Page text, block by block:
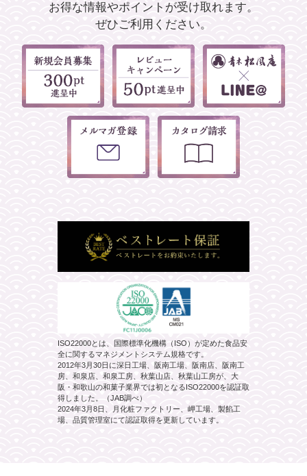
お得な情報やポイントが受け取れます。
ぜひご利用ください。
ISO22000とは、国際標準化機構（ISO）が定めた食品安
全に関するマネジメントシステム規格です。
2012年3月30日に深日工場、阪南工場、阪南店、阪南工
房、和泉店、和泉工房、秋葉山店、秋葉山工房が、大
阪・和歌山の和菓子業界では初となるISO22000を認証取
得しました。（JAB調べ）
2024年3月8日、月化粧ファクトリー、岬工場、製餡工
場、品質管理室にて認証取得を更新しています。